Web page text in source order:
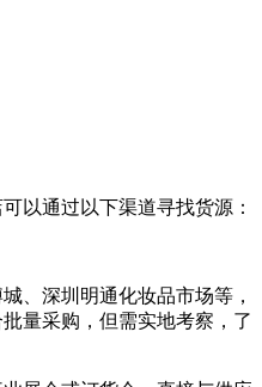
以通过以下渠道寻找货源：
、深圳明通化妆品市场等，
量采购，但需实地考察，了